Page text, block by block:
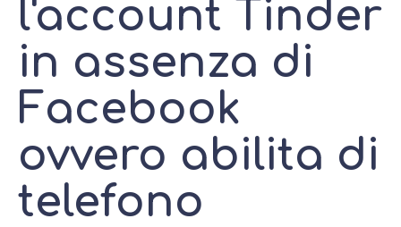
l'account Tinder
in assenza di
Facebook
ovvero abilita di
telefono